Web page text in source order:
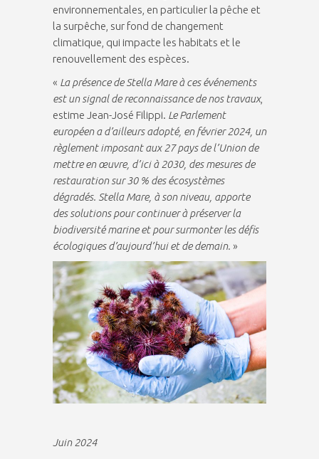
environnementales, en particulier la pêche et
la surpêche, sur fond de changement
climatique, qui impacte les habitats et le
renouvellement des espèces.
« La présence de Stella Mare à ces événements
est un signal de reconnaissance de nos travaux,
estime Jean-José Filippi. Le Parlement
européen a d’ailleurs adopté, en février 2024, un
règlement imposant aux 27 pays de l’Union de
mettre en œuvre, d’ici à 2030, des mesures de
restauration sur 30 % des écosystèmes
dégradés. Stella Mare, à son niveau, apporte
des solutions pour continuer à préserver la
biodiversité marine et pour surmonter les défis
écologiques d’aujourd’hui et de demain. »
Juin 2024